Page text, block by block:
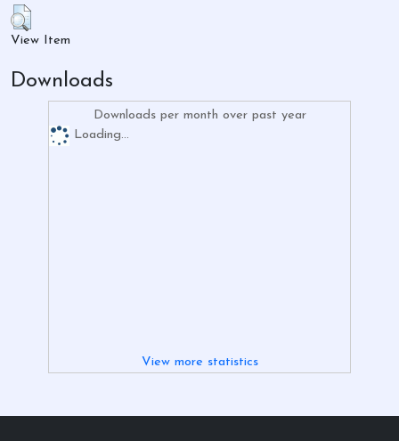
View Item
Downloads
Downloads per month over past year
Loading...
View more statistics